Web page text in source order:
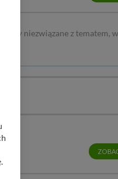
niezwiązane z tematem,